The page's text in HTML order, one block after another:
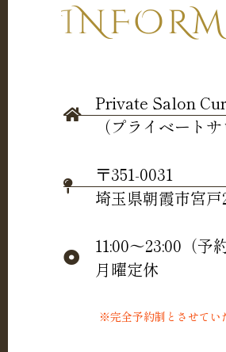
Private Salon
（プライベート
〒351-0031
埼玉県朝霞市宮戸
11:00～23:00（予
月曜定休
※完全予約制とさせてい